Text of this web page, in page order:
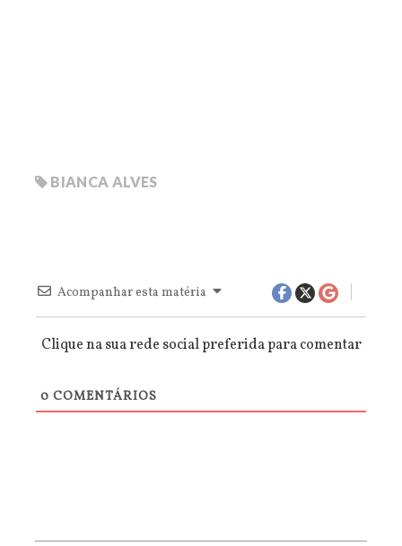
BIANCA ALVES
Acompanhar esta matéria
Clique na sua rede social preferida para comentar
0 COMENTÁRIOS